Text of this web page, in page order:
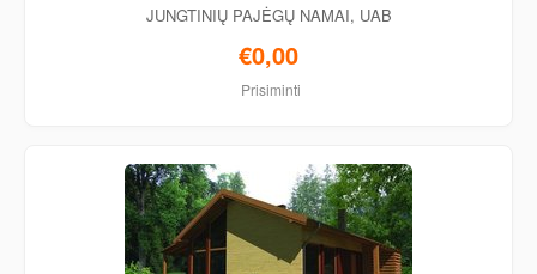
JUNGTINIŲ PAJĖGŲ NAMAI, UAB
€0,00
Prisiminti